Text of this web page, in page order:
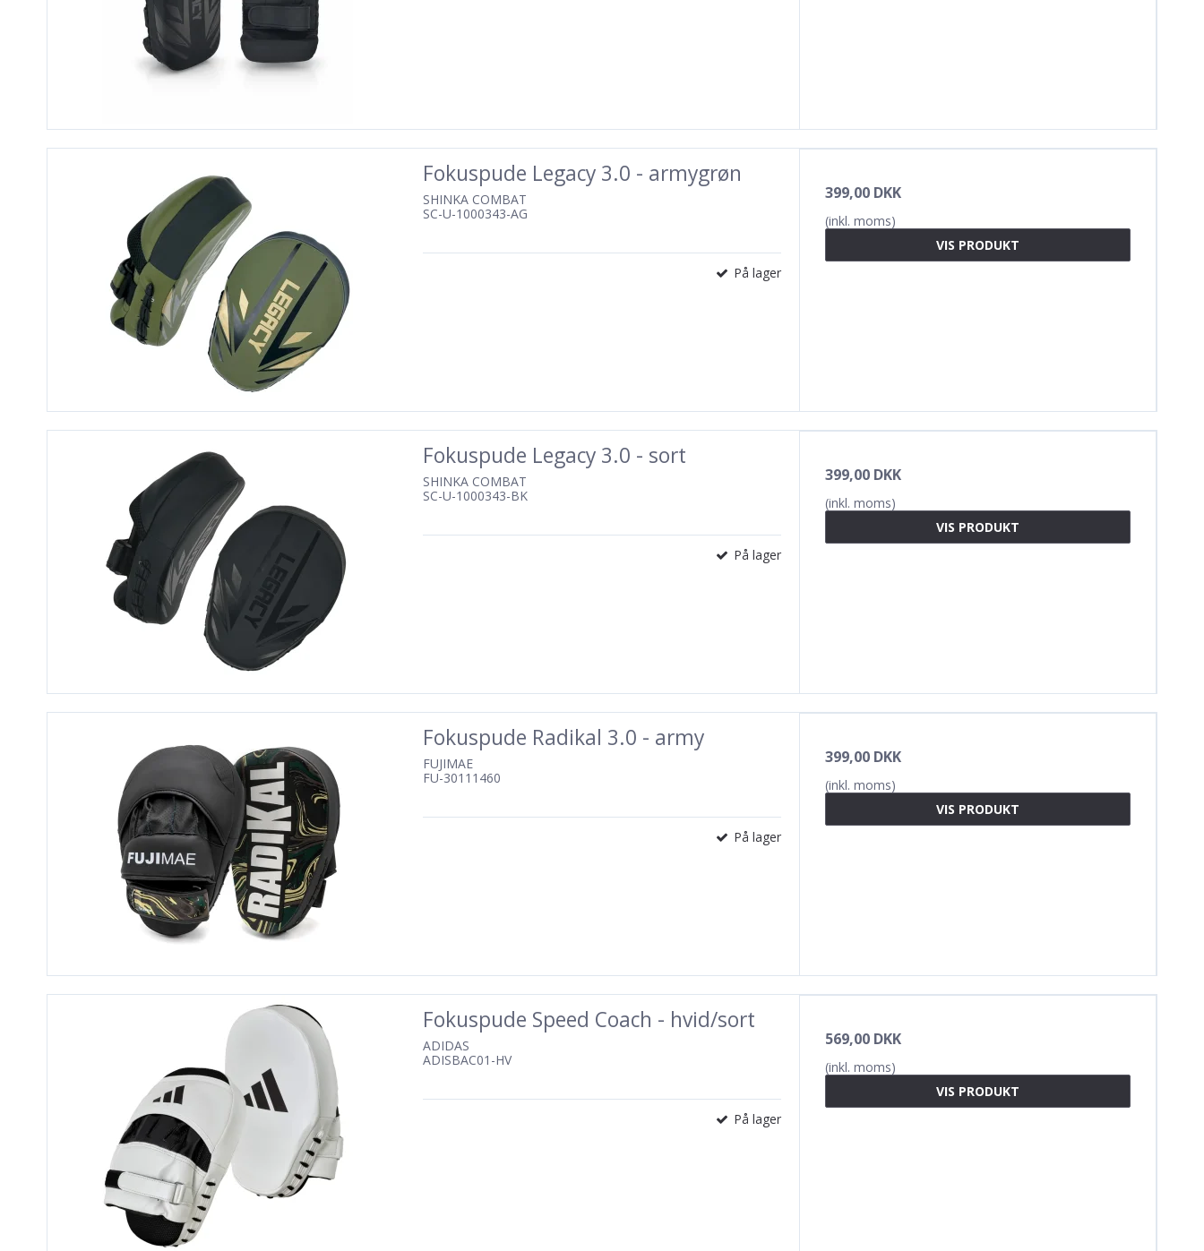
Fokuspude Legacy 3.0 - armygrøn
SHINKA COMBAT
SC-U-1000343-AG
På lager
399,00 DKK
(inkl. moms)
VIS PRODUKT
Fokuspude Legacy 3.0 - sort
SHINKA COMBAT
SC-U-1000343-BK
På lager
399,00 DKK
(inkl. moms)
VIS PRODUKT
Fokuspude Radikal 3.0 - army
FUJIMAE
FU-30111460
På lager
399,00 DKK
(inkl. moms)
VIS PRODUKT
Fokuspude Speed Coach - hvid/sort
ADIDAS
ADISBAC01-HV
På lager
569,00 DKK
(inkl. moms)
VIS PRODUKT